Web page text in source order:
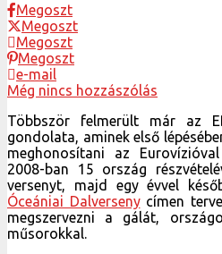
Megoszt
Megoszt
Megoszt
Megoszt
e-mail
Még nincs hozzászólás
Többször felmerült már az
gondolata, aminek első
meghonosítani az
2008-ban 15 ország
versenyt, majd egy évvel
Óceániai Dalversenycímen
megszervezni a gálát,
műsorokkal.